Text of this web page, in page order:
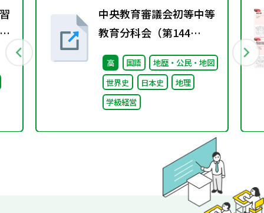
中央教育審議会初等中等
教育分科会（第144
回） 配付資料
高 国語
地歴・公民・地図
世界史
日本史
地理
学級経営